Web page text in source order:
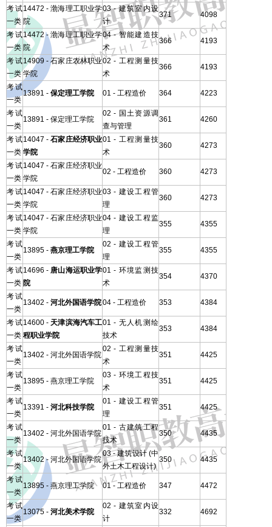
考试
一类
14472 - 渤海理工职业学
院
03 - 建筑室内设
计
371 4098
考试
一类
14472 - 渤海理工职业学
院
04 - 智能建造技
术
366 4193
考试
一类
14909 - 石家庄农林职业
学院
02 - 工程测量技
术
366 4193
考试
一类
13891 - 保定理工学院 01 - 工程造价 364 4223
考试
一类
13891 - 保定理工学院
02 - 国土资源调
查与管理
361 4260
考试
一类
14047 -石家庄经济职业
学院
01 - 工程测量技
术
360 4273
考试
一类
14047 - 石家庄经济职业
学院
02 - 工程造价 360 4273
考试
一类
14047 - 石家庄经济职业
学院
03 - 建设工程管
理
360 4273
考试
一类
14047 - 石家庄经济职业
学院
04 - 建设工程监
理
355 4355
考试
一类
13895 - 燕京理工学院
02 - 建设工程管
理
355 4355
考试
一类
14696 - 唐山海运职业学
院
01 - 环境监测技
术
354 4370
考试
一类
13402 - 河北外国语学院04 - 工程造价 353 4384
考试
一类
14600 - 天津滨海汽车工
程职业学院
01 - 无人机测绘
技术
353 4384
考试
一类
13402 - 河北外国语学院
02 - 工程测量技
术
351 4425
考试
一类
13895 - 燕京理工学院
03 - 环境工程技
术
351 4425
考试
一类
13391 - 河北科技学院
01 - 建设工程管
理
351 4425
考试
一类
13402 - 河北外国语学院
01 - 古建筑工程
技术
350 4435
考试
一类
13402 - 河北外国语学院
03 - 建筑设计 (中
外土木工程设计)
350 4435
考试
一类
13895 - 燕京理工学院 01 - 工程造价 347 4472
考试
一类
13075 - 河北美术学院
02 - 建筑室内设
计
332 4692